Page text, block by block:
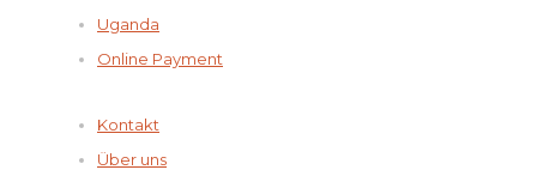
Uganda
Online Payment
Kontakt
Über uns